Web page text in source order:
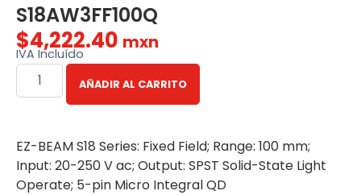
S18AW3FF100Q
$4,222.40 mxn
IVA Incluído
AÑADIR AL CARRITO
EZ-BEAM S18 Series: Fixed Field; Range: 100 mm;
Input: 20-250 V ac; Output: SPST Solid-State Light
Operate; 5-pin Micro Integral QD